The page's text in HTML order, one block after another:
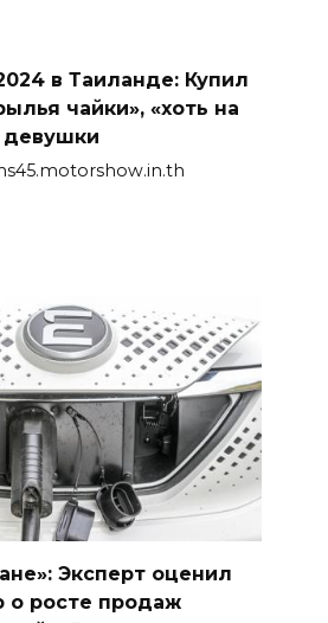
в Таиланде: Купил
чайки», «хоть на
девушки
Эксперт оценил
росте продаж